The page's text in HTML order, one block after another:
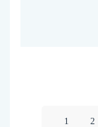
1 2